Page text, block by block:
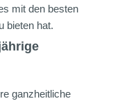
mit den besten
bieten hat.
ganzheitliche